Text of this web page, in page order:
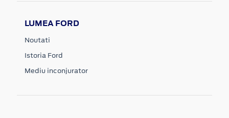
LUMEA FORD
Noutati
Istoria Ford
Mediu inconjurator